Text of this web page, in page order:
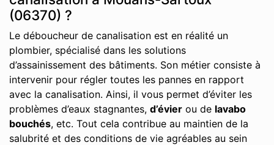
(06370) ?
Le déboucheur de canalisation est en réalité un
plombier, spécialisé dans les solutions
d’assainissement des bâtiments. Son métier consiste à
intervenir pour régler toutes les pannes en rapport
avec la canalisation. Ainsi, il vous permet d’éviter les
problèmes d’eaux stagnantes, d’évier ou de lavabo
bouchés, etc. Tout cela contribue au maintien de la
salubrité et des conditions de vie agréables au sein